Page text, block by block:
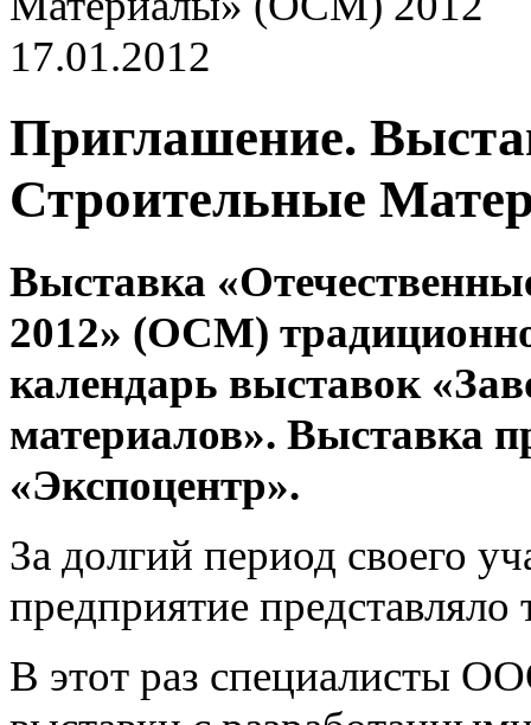
17.01.2012
Приглашение.
Строительные
Выставка
2012» (ОСМ)
календарь выставок
материалов». Выставка
«Экспоцентр».
За долгий период своего
предприятие
В этот раз специалисты